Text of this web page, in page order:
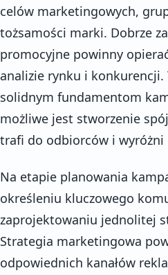
celów marketingowych,
tożsamości marki. Dobrze
promocyjne powinny
analizie rynku i konkurencji.
solidnym fundamentom
możliwe jest stworzenie
trafi do odbiorców i wyróżni
Na etapie planowania
określeniu kluczowego
zaprojektowaniu jednolitej
Strategia marketingowa
odpowiednich kanałów